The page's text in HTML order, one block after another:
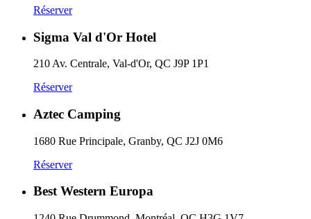
Réserver
Sigma Val d'Or Hotel
210 Av. Centrale, Val-d'Or, QC J9P 1P1
Réserver
Aztec Camping
1680 Rue Principale, Granby, QC J2J 0M6
Réserver
Best Western Europa